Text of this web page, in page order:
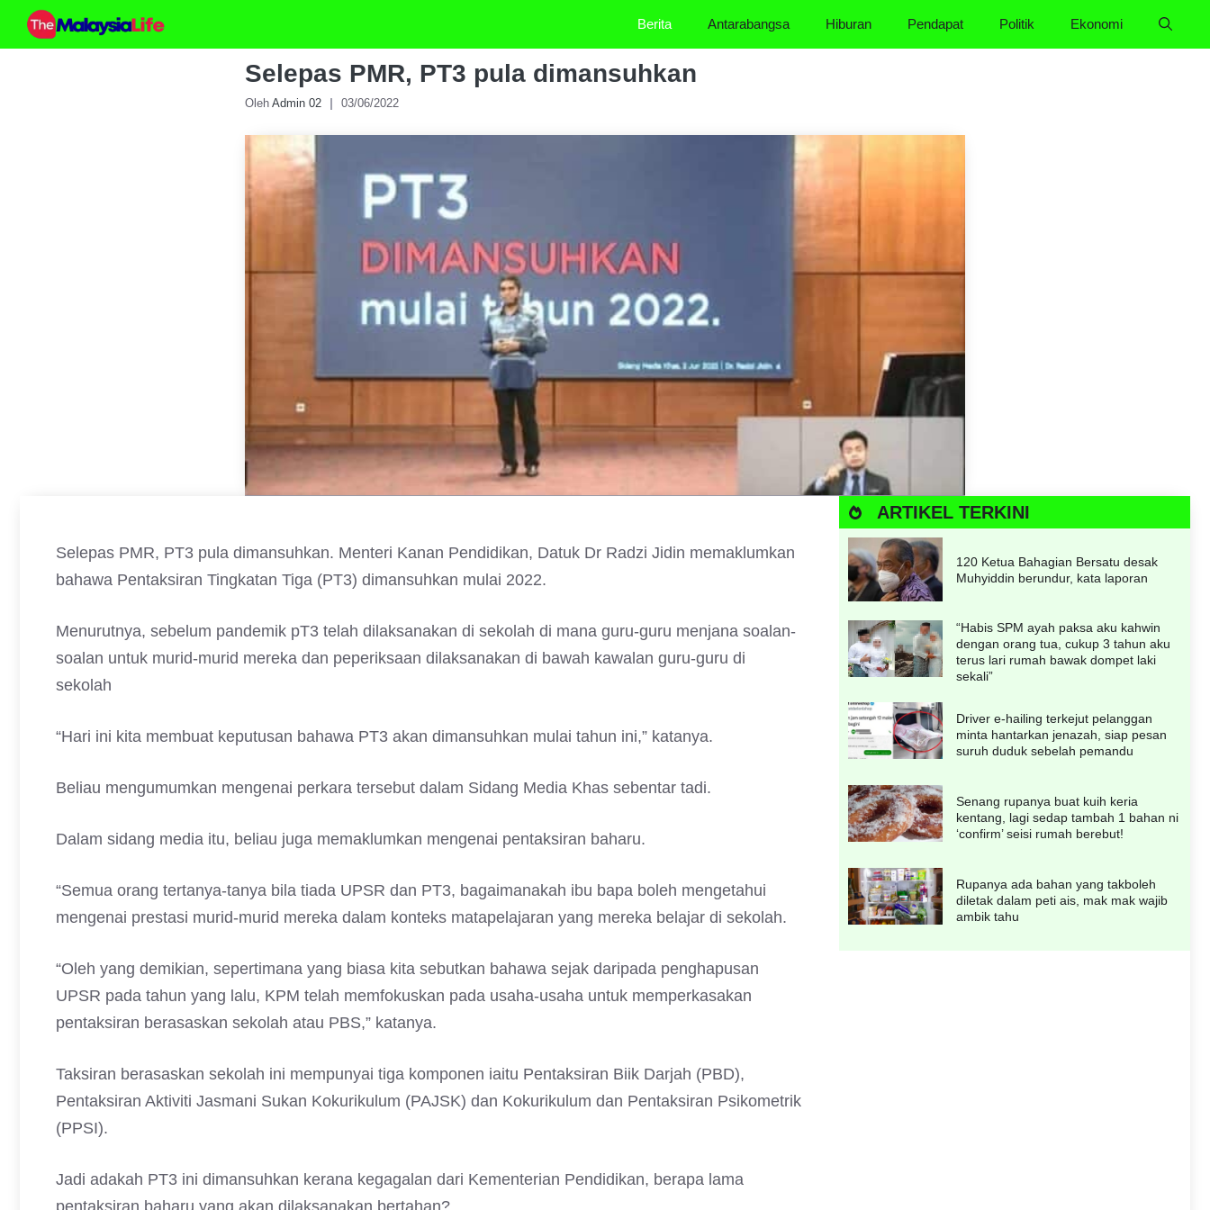
Skip
Berita Antarabangsa Hiburan Pendapat Politik Ekonomi
Selepas PMR, PT3 pula dimansuhkan
Oleh Admin 02 03/06/2022
Selepas PMR, PT3 pula dimansuhkan. Menteri Kanan Pendidikan, Datuk Dr Radzi Jidin memaklumkan
bahawa Pentaksiran Tingkatan Tiga (PT3) dimansuhkan mulai 2022.
Menurutnya, sebelum pandemik pT3 telah dilaksanakan di sekolah di mana guru-guru menjana soalan-
soalan untuk murid-murid mereka dan peperiksaan dilaksanakan di bawah kawalan guru-guru di
sekolah
“Hari ini kita membuat keputusan bahawa PT3 akan dimansuhkan mulai tahun ini,” katanya.
Beliau mengumumkan mengenai perkara tersebut dalam Sidang Media Khas sebentar tadi.
Dalam sidang media itu, beliau juga memaklumkan mengenai pentaksiran baharu.
“Semua orang tertanya-tanya bila tiada UPSR dan PT3, bagaimanakah ibu bapa boleh mengetahui
mengenai prestasi murid-murid mereka dalam konteks matapelajaran yang mereka belajar di sekolah.
“Oleh yang demikian, sepertimana yang biasa kita sebutkan bahawa sejak daripada penghapusan
UPSR pada tahun yang lalu, KPM telah memfokuskan pada usaha-usaha untuk memperkasakan
pentaksiran berasaskan sekolah atau PBS,” katanya.
Taksiran berasaskan sekolah ini mempunyai tiga komponen iaitu Pentaksiran Biik Darjah (PBD),
Pentaksiran Aktiviti Jasmani Sukan Kokurikulum (PAJSK) dan Kokurikulum dan Pentaksiran Psikometrik
(PPSI).
Jadi adakah PT3 ini dimansuhkan kerana kegagalan dari Kementerian Pendidikan, berapa lama
pentaksiran baharu yang akan dilaksanakan bertahan?
ARTIKEL TERKINI
120 Ketua Bahagian Bersatu desak
Muhyiddin berundur, kata laporan
“Habis SPM ayah paksa aku kahwin
dengan orang tua, cukup 3 tahun aku
terus lari rumah bawak dompet laki
sekali”
Driver e-hailing terkejut pelanggan
minta hantarkan jenazah, siap pesan
suruh duduk sebelah pemandu
Senang rupanya buat kuih keria
kentang, lagi sedap tambah 1 bahan ni
‘confirm’ seisi rumah berebut!
Rupanya ada bahan yang takboleh
diletak dalam peti ais, mak mak wajib
ambik tahu